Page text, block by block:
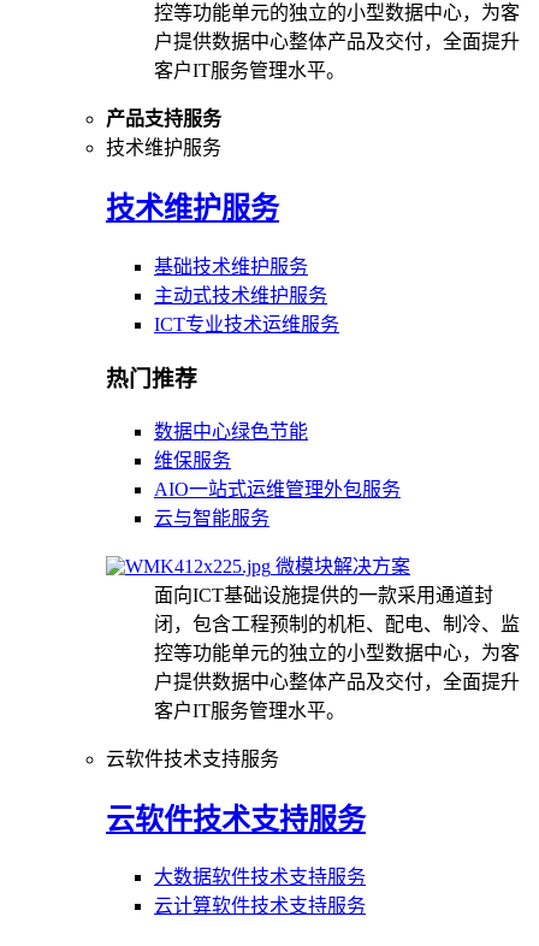
控等功能单元的独立的小型数据中心，为客
户提供数据中心整体产品及交付，全面提升
客户IT服务管理水平。
产品支持服务
技术维护服务
技术维护服务
基础技术维护服务
主动式技术维护服务
ICT专业技术运维服务
热门推荐
数据中心绿色节能
维保服务
AIO一站式运维管理外包服务
云与智能服务
微模块解决方案
面向ICT基础设施提供的一款采用通道封
闭，包含工程预制的机柜、配电、制冷、监
控等功能单元的独立的小型数据中心，为客
户提供数据中心整体产品及交付，全面提升
客户IT服务管理水平。
云软件技术支持服务
云软件技术支持服务
大数据软件技术支持服务
云计算软件技术支持服务